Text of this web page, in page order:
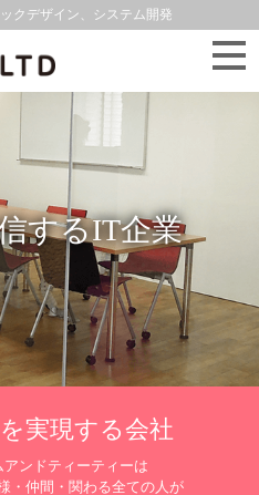
クデザイン、システム開発
するIT企業
実現する会社
ンドティーティーは
・仲間・関わる全ての人が